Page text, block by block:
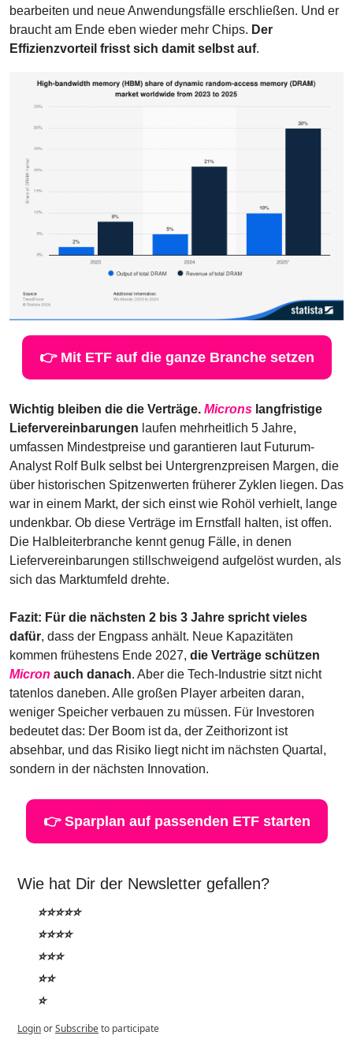
bearbeiten und neue Anwendungsfälle erschließen. Und er
braucht am Ende eben wieder mehr Chips. Der
Effizienzvorteil frisst sich damit selbst auf.
👉 Mit ETF auf die ganze Branche setzen
Wichtig bleiben die die Verträge. Microns langfristige
Liefervereinbarungen laufen mehrheitlich 5 Jahre,
umfassen Mindestpreise und garantieren laut Futurum-
Analyst Rolf Bulk selbst bei Untergrenzpreisen Margen, die
über historischen Spitzenwerten früherer Zyklen liegen. Das
war in einem Markt, der sich einst wie Rohöl verhielt, lange
undenkbar. Ob diese Verträge im Ernstfall halten, ist offen.
Die Halbleiterbranche kennt genug Fälle, in denen
Liefervereinbarungen stillschweigend aufgelöst wurden, als
sich das Marktumfeld drehte.
Fazit: Für die nächsten 2 bis 3 Jahre spricht vieles
dafür, dass der Engpass anhält. Neue Kapazitäten
kommen frühestens Ende 2027,
Micron auch danach. Aber die Tech-Industrie sitzt nicht
tatenlos daneben. Alle großen Player arbeiten daran,
weniger Speicher verbauen zu müssen. Für Investoren
bedeutet das: Der Boom ist da, der Zeithorizont ist
absehbar, und das Risiko liegt nicht im nächsten Quartal,
sondern in der nächsten Innovation.
👉 Sparplan auf passenden ETF starten
Wie hat Dir der Newsletter gefallen?
⭐⭐⭐⭐⭐
⭐⭐⭐⭐
⭐⭐⭐
⭐⭐
⭐
LoginorSubscribeto participate